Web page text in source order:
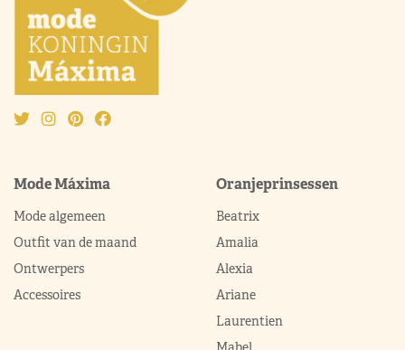
Mode Máxima
Mode algemeen
Outfit van de maand
Ontwerpers
Accessoires
Oranjeprinsessen
Beatrix
Amalia
Alexia
Ariane
Laurentien